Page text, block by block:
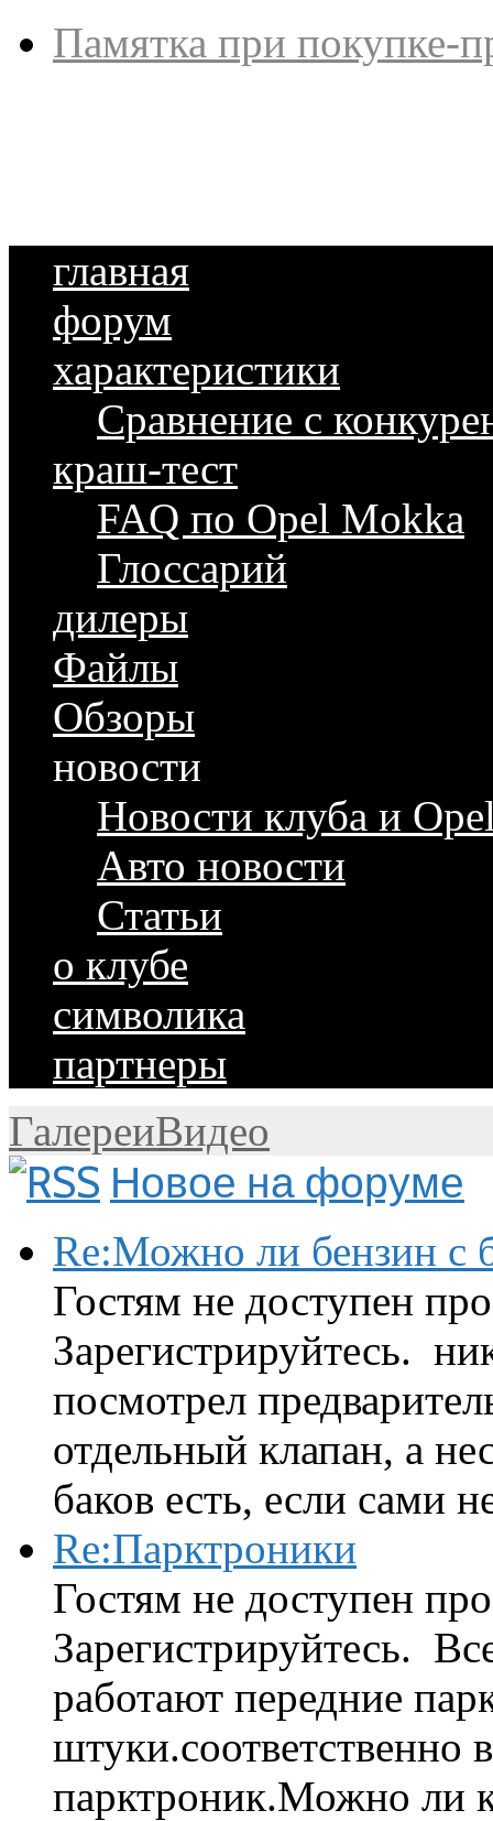
Памятка при покупке-
главная
форум
характеристики
Сравнение с
краш-тест
FAQ по Opel Mokka
Глоссарий
дилеры
Файлы
Обзоры
новости
Новости клуба и
Авто новости
Статьи
о клубе
символика
партнеры
ГалереиВидео
Новое на форуме
Re:Можно ли бензин с
Гостям не доступен
Зарегистрируйтесь.
посмотрел
отдельный клапан, а
баков есть, если сами
Re:Парктроники
Гостям не доступен
Зарегистрируйтесь.
работают передние
штуки.соответственно
парктроник.Можно ли